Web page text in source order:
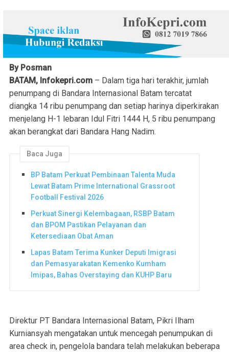
By Posman
BATAM, Infokepri.com – Dalam tiga hari terakhir, jumlah
penumpang di Bandara Internasional Batam tercatat
diangka 14 ribu penumpang dan setiap harinya diperkirakan
menjelang H-1 lebaran Idul Fitri 1444 H, 5 ribu penumpang
akan berangkat dari Bandara Hang Nadim.
Baca Juga
BP Batam Perkuat Pembinaan Talenta Muda
Lewat Batam Prime International Grassroot
Football Festival 2026
Perkuat Sinergi Kelembagaan, RSBP Batam
dan BPOM Pastikan Pelayanan dan
Ketersediaan Obat Aman
Lapas Batam Terima Kunker Deputi Imigrasi
dan Pemasyarakatan Kemenko Kumham
Imipas, Bahas Overstaying dan KUHP Baru
Direktur PT Bandara Internasional Batam, Pikri Ilham
Kurniansyah mengatakan untuk mencegah penumpukan di
area check in, pengelola bandara telah melakukan beberapa